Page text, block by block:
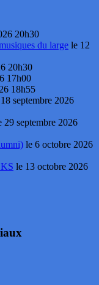
20h30
du large le 12
20h30
17h00
18h55
septembre 2026
29 septembre 2026
le 6 octobre 2026
le 13 octobre 2026